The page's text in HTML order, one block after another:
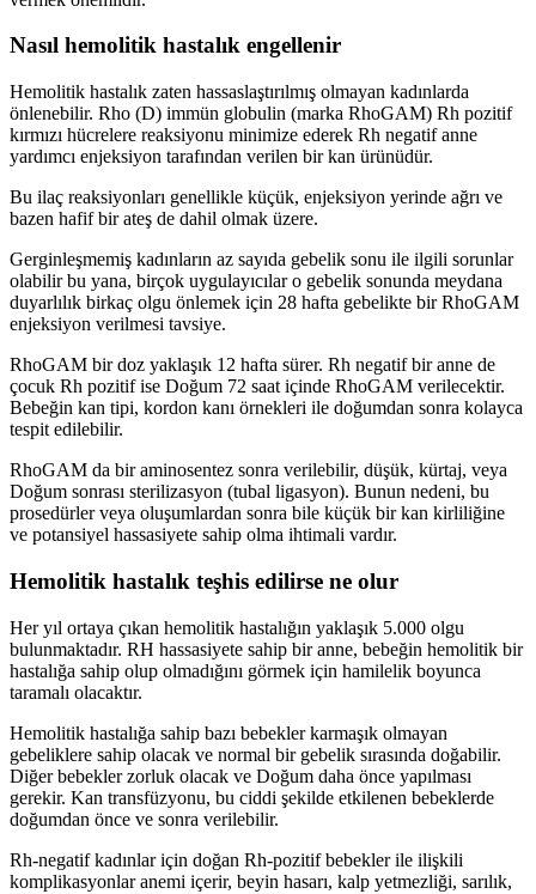
Nasıl hemolitik hastalık engellenir
Hemolitik hastalık zaten hassaslaştırılmış olmayan kadınlarda
önlenebilir. Rho (D) immün globulin (marka RhoGAM) Rh pozitif
kırmızı hücrelere reaksiyonu minimize ederek Rh negatif anne
yardımcı enjeksiyon tarafından verilen bir kan ürünüdür.
Bu ilaç reaksiyonları genellikle küçük, enjeksiyon yerinde ağrı ve
bazen hafif bir ateş de dahil olmak üzere.
Gerginleşmemiş kadınların az sayıda gebelik sonu ile ilgili sorunlar
olabilir bu yana, birçok uygulayıcılar o gebelik sonunda meydana
duyarlılık birkaç olgu önlemek için 28 hafta gebelikte bir RhoGAM
enjeksiyon verilmesi tavsiye.
RhoGAM bir doz yaklaşık 12 hafta sürer. Rh negatif bir anne de
çocuk Rh pozitif ise Doğum 72 saat içinde RhoGAM verilecektir.
Bebeğin kan tipi, kordon kanı örnekleri ile doğumdan sonra kolayca
tespit edilebilir.
RhoGAM da bir aminosentez sonra verilebilir, düşük, kürtaj, veya
Doğum sonrası sterilizasyon (tubal ligasyon). Bunun nedeni, bu
prosedürler veya oluşumlardan sonra bile küçük bir kan kirliliğine
ve potansiyel hassasiyete sahip olma ihtimali vardır.
Hemolitik hastalık teşhis edilirse ne olur
Her yıl ortaya çıkan hemolitik hastalığın yaklaşık 5.000 olgu
bulunmaktadır. RH hassasiyete sahip bir anne, bebeğin hemolitik bir
hastalığa sahip olup olmadığını görmek için hamilelik boyunca
taramalı olacaktır.
Hemolitik hastalığa sahip bazı bebekler karmaşık olmayan
gebeliklere sahip olacak ve normal bir gebelik sırasında doğabilir.
Diğer bebekler zorluk olacak ve Doğum daha önce yapılması
gerekir. Kan transfüzyonu, bu ciddi şekilde etkilenen bebeklerde
doğumdan önce ve sonra verilebilir.
Rh-negatif kadınlar için doğan Rh-pozitif bebekler ile ilişkili
komplikasyonlar anemi içerir, beyin hasarı, kalp yetmezliği, sarılık,